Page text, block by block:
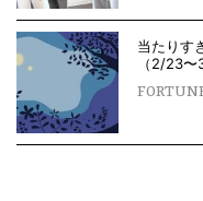
当たりす
（2/23